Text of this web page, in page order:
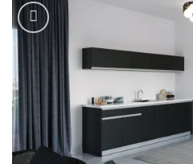
הוסף
לרשימה
שלי